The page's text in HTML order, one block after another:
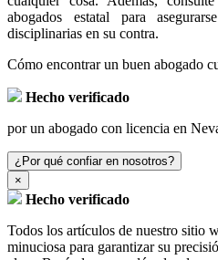
abogados estatal para
disciplinarias en su contra.
Cómo encontrar un buen abogado
Hecho verificado
por un abogado con licencia en
¿Por qué confiar en nosotros?
×
Hecho verificado
Todos los artículos de nuestro sitio
minuciosa para garantizar su